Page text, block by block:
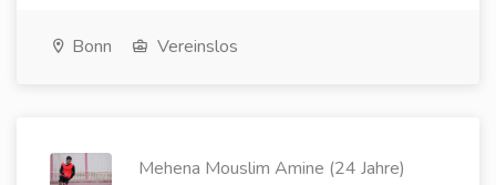
Bonn Vereinslos
Mehena Mouslim Amine (24 Jahre)